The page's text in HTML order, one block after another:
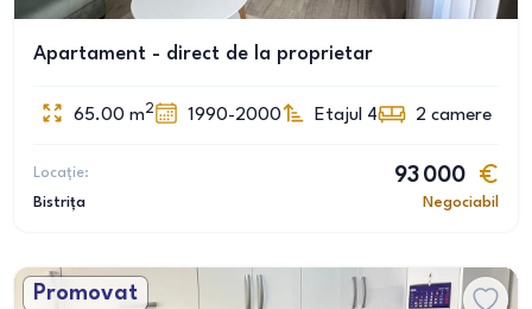
Apartament - direct de la proprietar
65.00 m2 1990-2000 Etajul 4 2 camere
Locație:
Bistrița
93 000
Negociabil
Promovat